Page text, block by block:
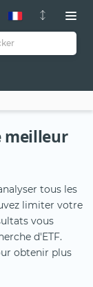
meilleur
tous les
limiter votre
vous
d'ETF.
obtenir plus